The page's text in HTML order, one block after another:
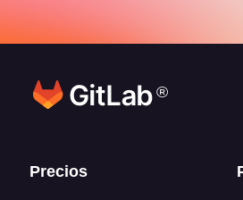
®
Enlaces del pie de
Precios